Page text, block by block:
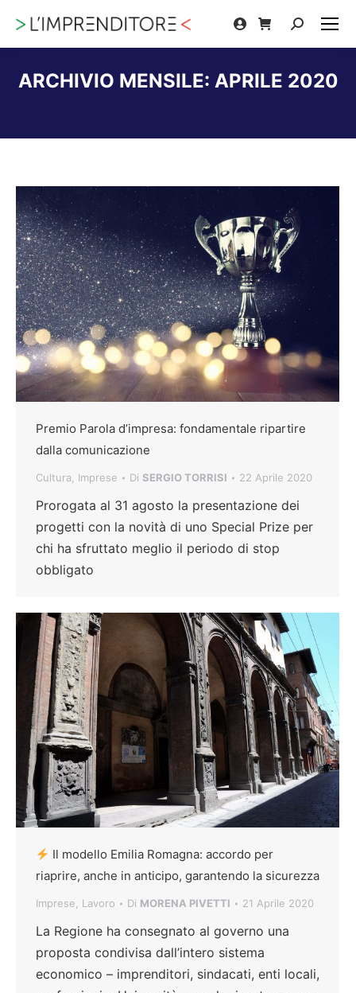
Cerca:
ARCHIVIO MENSILE: APRILE 2020
Premio Parola d’impresa: fondamentale ripartire
dalla comunicazione
Cultura Imprese Di SERGIO TORRISI 22 Aprile 2020
Prorogata al 31 agosto la presentazione dei
progetti con la novità di uno Special Prize per
chi ha sfruttato meglio il periodo di stop
obbligato
Il modello Emilia Romagna: accordo per
riaprire, anche in anticipo, garantendo la sicurezza
Imprese, Lavoro Di MORENA PIVETTI 21 Aprile 2020
La Regione ha consegnato al governo una
proposta condivisa dall’intero sistema
economico – imprenditori, sindacati, enti locali,